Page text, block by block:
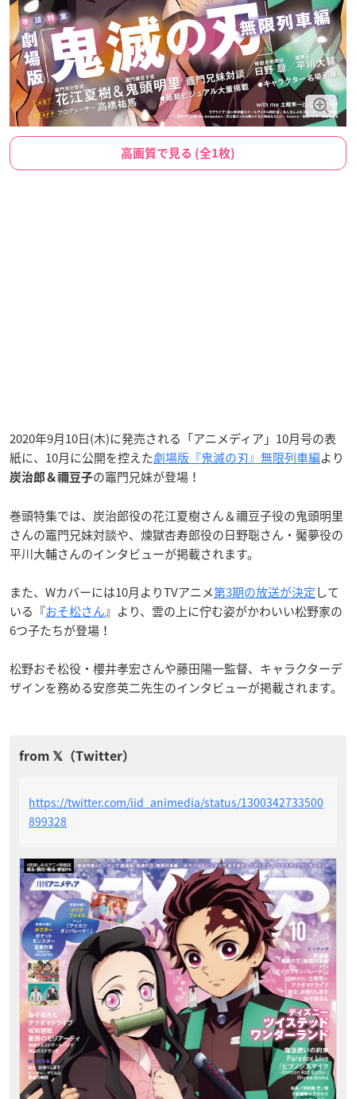
高画質で見る (全1枚)
2020年9月10日(木)に発売される「アニメディア」10月号の表
紙に、10月に公開を控えた劇場版『鬼滅の刃』無限列車編より
炭治郎＆禰豆子の竈門兄妹が登場！
巻頭特集では、炭治郎役の花江夏樹さん＆禰豆子役の鬼頭明里
さんの竈門兄妹対談や、煉獄杏寿郎役の日野聡さん・魘夢役の
平川大輔さんのインタビューが掲載されます。
また、Wカバーには10月よりTVアニメ第3期の放送が決定して
いる『おそ松さん』より、雲の上に佇む姿がかわいい松野家の
6つ子たちが登場！
松野おそ松役・櫻井孝宏さんや藤田陽一監督、キャラクターデ
ザインを務める安彦英二先生のインタビューが掲載されます。
https://twitter.com/iid_animedia/status/1300342733500
899328